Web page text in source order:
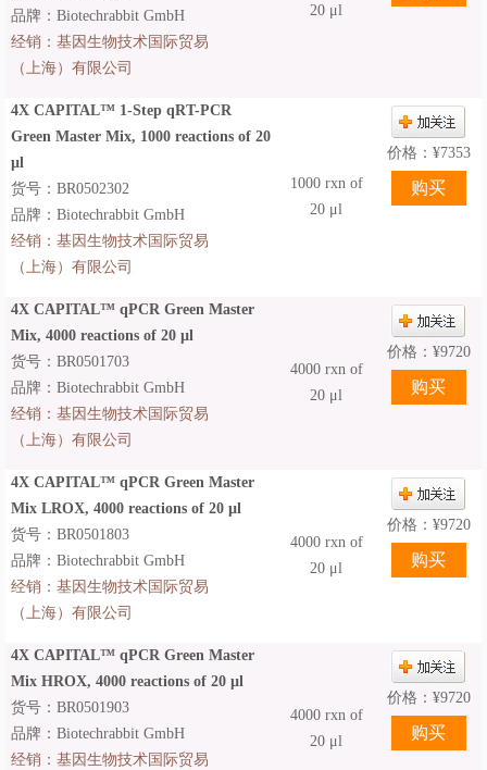
20 μl
品牌：Biotechrabbit GmbH
经销： 基因生物技术国际贸易
（上海）有限公司
4X CAPITAL™ 1-Step qRT-PCR
Green Master Mix, 1000 reactions of 20
µl
1000 rxn of
20 μl
价格： ¥7353
货号：BR0502302
品牌：Biotechrabbit GmbH
经销： 基因生物技术国际贸易
（上海）有限公司
4X CAPITAL™ qPCR Green Master
Mix, 4000 reactions of 20 µl
4000 rxn of
20 μl
价格： ¥9720
货号：BR0501703
品牌：Biotechrabbit GmbH
经销： 基因生物技术国际贸易
（上海）有限公司
4X CAPITAL™ qPCR Green Master
Mix LROX, 4000 reactions of 20 µl
4000 rxn of
20 μl
价格： ¥9720
货号：BR0501803
品牌：Biotechrabbit GmbH
经销： 基因生物技术国际贸易
（上海）有限公司
4X CAPITAL™ qPCR Green Master
Mix HROX, 4000 reactions of 20 µl
4000 rxn of
20 μl
价格： ¥9720
货号：BR0501903
品牌：Biotechrabbit GmbH
经销： 基因生物技术国际贸易